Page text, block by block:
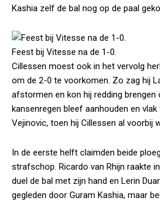
Kashia zelf de bal nog op de paal
Feest bij Vitesse na de 1-0.
Cillessen moest ook in het vervolg
om de 2-0 te voorkomen. Zo zag hij
afstormen en kon hij redding brengen
kansenregen bleef aanhouden en
Vejinovic, toen hij Cillessen al voorbij
In de eerste helft claimden beide
strafschop. Ricardo van Rhijn raakte
duel de bal met zijn hand en Lerin
gegleden door Guram Kashia, maar